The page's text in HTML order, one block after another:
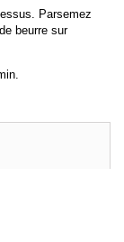
Parsemez
beurre sur